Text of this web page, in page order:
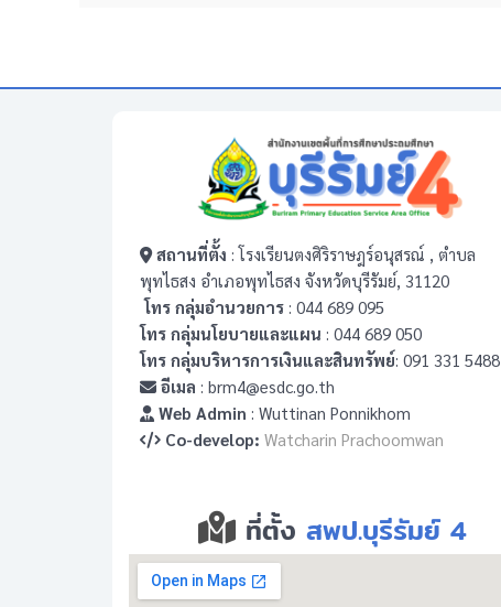
สถานที่ตั้ง : โรงเรียนตงศิริราษฎร์อนุสรณ์ , ตำบล
พุทไธสง อำเภอพุทไธสง จังหวัดบุรีรัมย์, 31120
โทร กลุ่มอำนวยการ : 044 689 095
โทร กลุ่มนโยบายและแผน : 044 689 050
โทร กลุ่มบริหารการเงินและสินทรัพย์: 091 331 5488
อีเมล : brm4@esdc.go.th
Web Admin : Wuttinan Ponnikhom
Co-develop: Watcharin Prachoomwan
ที่ตั้ง สพป.บุรีรัมย์ 4